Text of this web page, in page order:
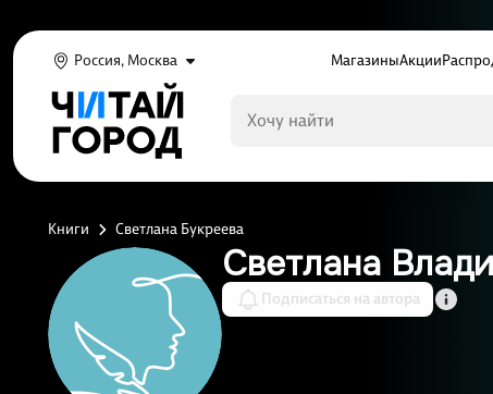
Россия, Москва МагазиныАкции
Книги Светлана Букреева
Светлана
Подписаться на автора